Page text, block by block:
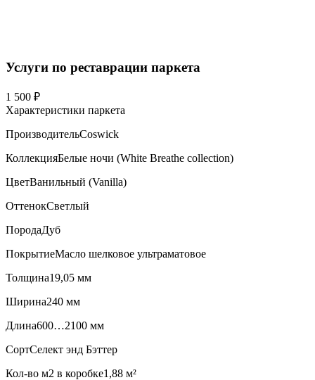
Услуги по реставрации паркета
1 500 ₽
Характеристики паркета
ПроизводительCoswick
КоллекцияБелые ночи (White Breathe collection)
ЦветВанильный (Vanilla)
ОттенокСветлый
ПородаДуб
ПокрытиеМасло шелковое ультраматовое
Толщина19,05 мм
Ширина240 мм
Длина600…2100 мм
СортСелект энд Бэттер
Кол-во м2 в коробке1,88 м²